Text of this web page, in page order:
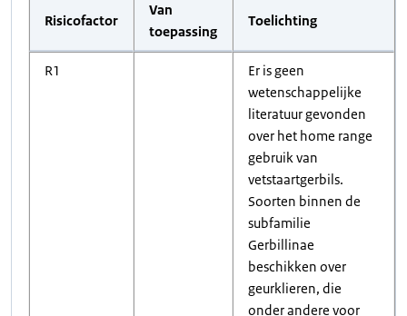
Risicofactor
Van
toepassing
Toelichting
R1
Er is geen
wetenschappelijke
literatuur gevonden
over het home range
gebruik van
vetstaartgerbils.
Soorten binnen de
subfamilie
Gerbillinae
beschikken over
geurklieren, die
onder andere voor